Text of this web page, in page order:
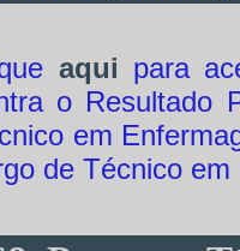
aqui para
o Resultado
em
de Técnico em